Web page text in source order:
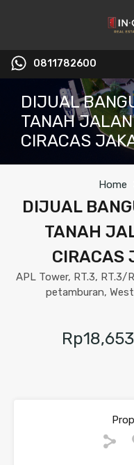
0811782600
DIJUAL
TANAH JALAN
CIRACAS
Home
DIJUAL
TANAH
CIRACAS
APL Tower, RT.3, RT.3/
petamburan,